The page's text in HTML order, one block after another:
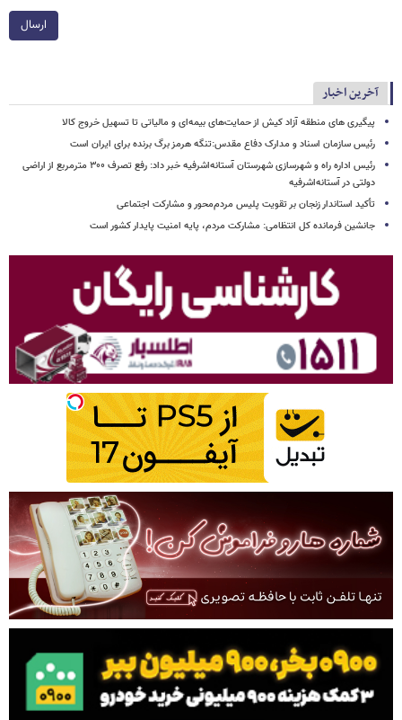
ارسال
آخرین اخبار
پیگیری های منطقه آزاد کیش از حمایت‌های بیمه‌ای و مالیاتی تا تسهیل خروج کالا
رئیس سازمان اسناد و مدارک دفاع مقدس:تنگه هرمز برگ برنده برای ایران است
رئیس اداره راه و شهرسازی شهرستان آستانه‌اشرفیه خبر داد: رفع تصرف ۳۰۰ مترمربع از اراضی
دولتی در آستانه‌اشرفیه
تأکید استاندار زنجان بر تقویت پلیس مردم‌محور و مشارکت اجتماعی
جانشین فرمانده کل انتظامی: مشارکت مردم، پایه امنیت پایدار کشور است